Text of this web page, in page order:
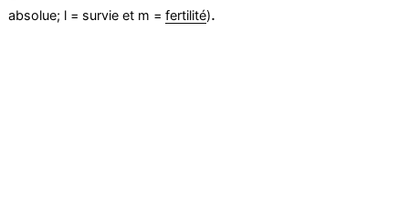
absolue; l = survie et m = fertilité).